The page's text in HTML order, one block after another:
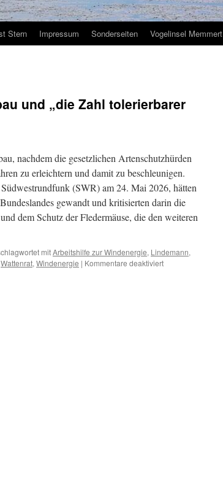
Stern Impressum Sonderseiten Vogelinsel Memmert
und „die Zahl tolerierbarer
nachdem die gesetzlichen Artenschutzhürden
zu erleichtern und damit zu beschleunigen.
(SWR) am 24. Mai 2026, hätten
gewandt und kritisierten darin die
dem Schutz der Fledermäuse, die den weiteren
mitArbeitshilfe zur Windenergie, Lindemann,
Wattenrat, Windenergie | Kommentare deaktiviertfür